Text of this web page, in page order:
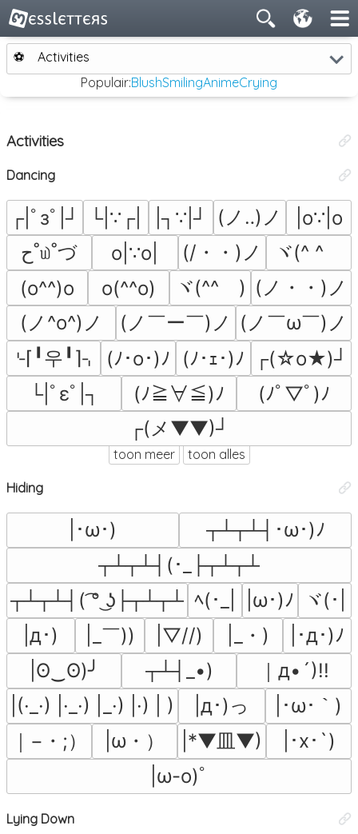
⚽
Activities
Populair:BlushSmilingAnimeCrying
Activities
Dancing
┌|ﾟзﾟ|┘ └|∵┌| |┐∵|┘ (ノ‥)ノ
|o∵|o
ح˚௰˚づ
o|∵o| (/・・)ノ
ヾ(^ ^ゞ
(o^^)o
o(^^o) ヾ(^^ゞ) (ノ・・)ノ
(ノ^o^)ノ
(ノ￣ー￣)ノ (ノ￣ω￣)ノ
⌎⌈╹우╹⌉⌍
(ﾉ･o･)ﾉ (ﾉ･ｪ･)ﾉ
┌(☆o★)┘
└|ﾟεﾟ|┐
(ﾉ≧∀≦)ﾉ
(ﾉﾟ▽ﾟ)ﾉ
┌(メ▼▼)┘
toon meer toon alles
Hiding
|･ω･)
┬┴┬┴┤･ω･)ﾉ
┬┴┬┴┤(･_├┬┴┬┴
┬┴┬┴┤( ͡° ͜ʖ├┬┴┬┴ ﾍ(･_| |ω･)ﾉ
ヾ(･|
|д･)
|_￣)) |▽//) |_・)
|･д･)ﾉ
|ʘ‿ʘ)╯
┬┴┤_•)
｜д•´)!!
|(·_·) |·_·) |_·) |·) | )
|д･)っ
|･ω･｀)
｜−・;）
|ω・） |*▼皿▼)
|･x･`)
|ω-o)ﾟ
Lying Down